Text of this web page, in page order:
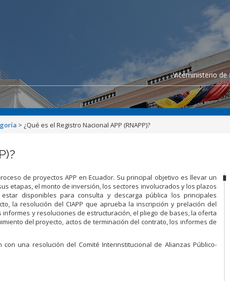
Viceministerio de
> ¿Qué es el Registro Nacional APP (RNAPP)?
de proyectos APP en Ecuador. Su principal objetivo es llevar un
etapas, el monto de inversión, los sectores involucrados y los plazos
disponibles para consulta y descarga pública los principales
la resolución del CIAPP que aprueba la inscripción y prelación del
y resoluciones de estructuración, el pliego de bases, la oferta
del proyecto, actos de terminación del contrato, los informes de
una resolución del Comité Interinstitucional de Alianzas Público-